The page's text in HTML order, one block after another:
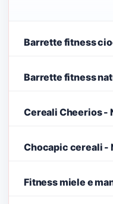
Barrette fitness
Barrette fitness
Cereali Cheerios -
Chocapic cereali -
Fitness miele e